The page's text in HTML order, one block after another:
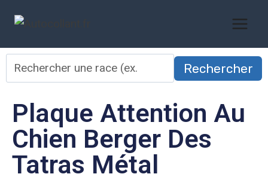
Rechercher
Plaque Attention Au
Chien Berger Des
Tatras Métal